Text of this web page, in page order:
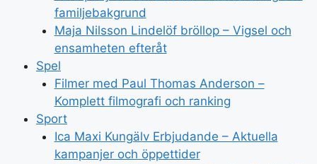
familjebakgrund
Maja Nilsson Lindelöf bröllop – Vigsel och
ensamheten efteråt
Spel
Filmer med Paul Thomas Anderson –
Komplett filmografi och ranking
Sport
Ica Maxi Kungälv Erbjudande – Aktuella
kampanjer och öppettider